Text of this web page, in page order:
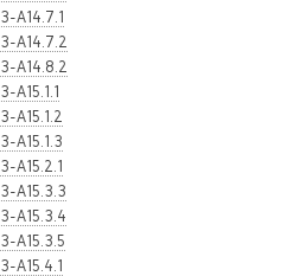
A14.7.1
A14.7.2
A14.8.2
A15.1.1
A15.1.2
A15.1.3
A15.2.1
A15.3.3
A15.3.4
A15.3.5
A15.4.1